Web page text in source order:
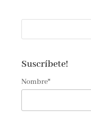
Suscríbete!
Nombre*